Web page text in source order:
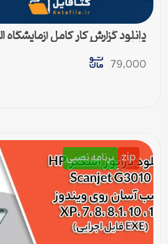
دانلود گزارش کار کامل
قابل ویرایش)
79,000
zip برنامه نصبی